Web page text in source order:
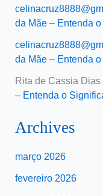
da Mãe – Entenda
da Mãe – Entenda
Rita de Cassia Dias
– Entenda o
Archives
março 2026
fevereiro 2026